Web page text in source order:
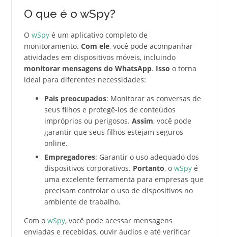
O que é o wSpy?
O wSpy é um aplicativo completo de
monitoramento. Com ele, você pode acompanhar
atividades em dispositivos móveis, incluindo
monitorar mensagens do WhatsApp. Isso o torna
ideal para diferentes necessidades:
Pais preocupados: Monitorar as conversas de
seus filhos e protegê-los de conteúdos
impróprios ou perigosos. Assim, você pode
garantir que seus filhos estejam seguros
online.
Empregadores: Garantir o uso adequado dos
dispositivos corporativos. Portanto, o wSpy é
uma excelente ferramenta para empresas que
precisam controlar o uso de dispositivos no
ambiente de trabalho.
Com o wSpy, você pode acessar mensagens
enviadas e recebidas, ouvir áudios e até verificar